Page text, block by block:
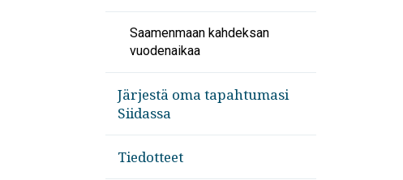
Saamenmaan kahdeksan
vuodenaikaa
Järjestä oma tapahtumasi
Siidassa
Tiedotteet